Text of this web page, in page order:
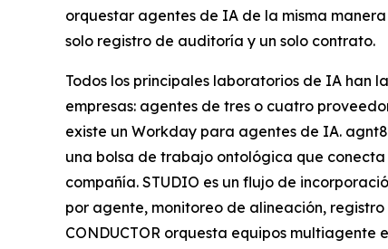
orquestar agentes de IA de la misma
solo registro de auditoría y un solo contrato.
Todos los principales laboratorios de IA han
empresas: agentes de tres o cuatro
existe un Workday para agentes de IA.
una bolsa de trabajo ontológica que
compañía. STUDIO es un flujo de
por agente, monitoreo de alineación,
CONDUCTOR orquesta equipos